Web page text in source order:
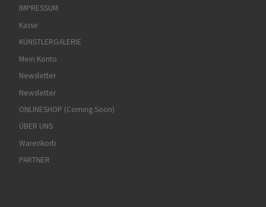
IMPRESSUM
Kasse
KÜNSTLERGALERIE
Mein Konto
Newsletter
Newsletter
ONLINESHOP (Coming Soon)
ÜBER UNS
Warenkorb
PARTNER